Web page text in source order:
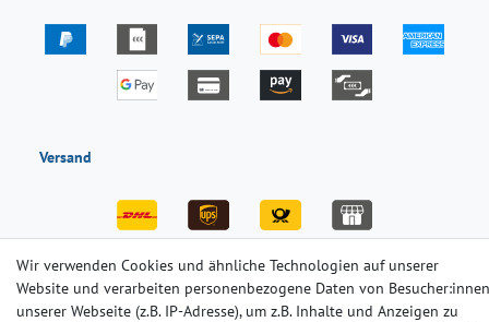
Versand
Impressum Daten­schutz­erklärung AGB
Wir verwenden Cookies und ähnliche Technologien auf unserer
Website und verarbeiten personenbezogene Daten von Besucher:innen
unserer Webseite (z.B. IP-Adresse), um z.B. Inhalte und Anzeigen zu